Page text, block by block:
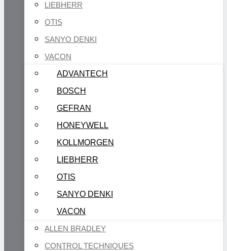
LIEBHERR
OTIS
SANYO DENKI
VACON
ADVANTECH
BOSCH
GEFRAN
HONEYWELL
KOLLMORGEN
LIEBHERR
OTIS
SANYO DENKI
VACON
ALLEN BRADLEY
CONTROL TECHNIQUES